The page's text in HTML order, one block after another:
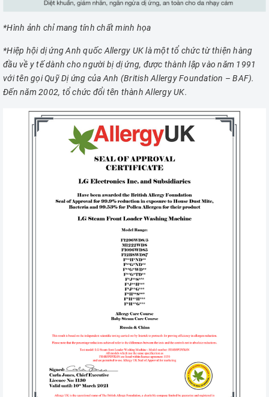
*Hình ảnh chỉ mang tính chất minh họa
*Hiệp hội dị ứng Anh quốc Allergy UK là một tổ chức từ thiện hàng
đầu về y tế dành cho người bị dị ứng, được thành lập vào năm 1991
với tên gọi Quỹ Dị ứng của Anh (British Allergy Foundation – BAF).
Đến năm 2002, tổ chức đổi tên thành Allergy UK.